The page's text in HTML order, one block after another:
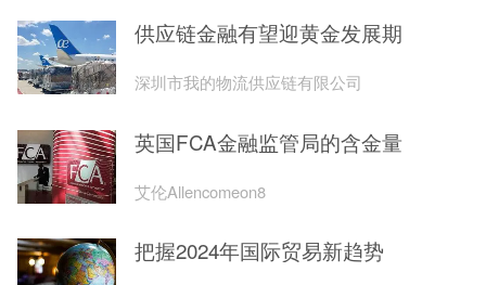
供应链金融有望迎黄金发展期
深圳市我的物流供应链有限公司
英国FCA金融监管局的含金量
艾伦Allencomeon8
把握2024年国际贸易新趋势